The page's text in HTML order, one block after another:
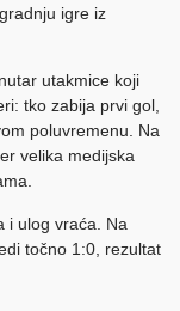
igre iz
utakmice koji
tko zabija prvi gol,
poluvremenu. Na
velika medijska
i ulog vraća. Na
točno 1:0, rezultat